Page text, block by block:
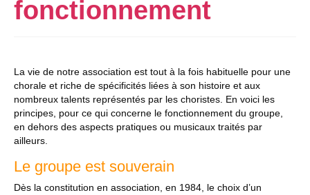
Nous écouter, nous suivre
Nous contacter
fonctionnement
La vie de notre association est tout à la fois habituelle pour une
chorale et riche de spécificités liées à son histoire et aux
nombreux talents représentés par les choristes. En voici les
principes, pour ce qui concerne le fonctionnement du groupe,
en dehors des aspects pratiques ou musicaux traités par
ailleurs.
Le groupe est souverain
Dès la constitution en association, en 1984, le choix d’un